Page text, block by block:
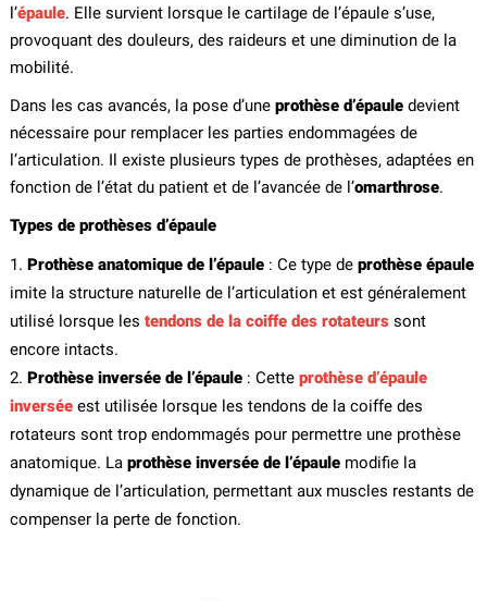
l’épaule. Elle survient lorsque le cartilage de l’épaule s’use,
provoquant des douleurs, des raideurs et une diminution de la
mobilité.
Dans les cas avancés, la pose d’une prothèse d’épauledevient
nécessaire pour remplacer les parties endommagées de
l’articulation. Il existe plusieurs types de prothèses, adaptées en
fonction de l’état du patient et de l’avancée de l’omarthrose.
Types de prothèses d’épaule
Prothèse anatomique de l’épaule: Ce type de prothèse épaule
imite la structure naturelle de l’articulation et est généralement
utilisé lorsque les tendons de la coiffe des rotateurssont
encore intacts.
Prothèse inversée de l’épaule: Cette prothèse d’épaule
inverséeest utilisée lorsque les tendons de la coiffe des
rotateurs sont trop endommagés pour permettre une prothèse
anatomique. La prothèse inversée de l’épaulemodifie la
dynamique de l’articulation, permettant aux muscles restants de
compenser la perte de fonction.